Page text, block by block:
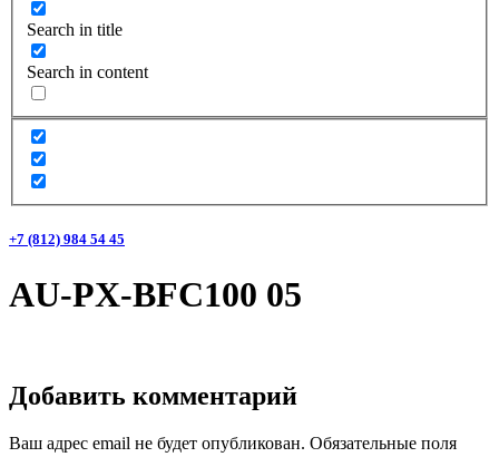
Search in title
Search in content
+7 (812) 984 54 45
AU-PX-BFC100 05
Добавить комментарий
Ваш адрес email не будет опубликован. Обязательные поля